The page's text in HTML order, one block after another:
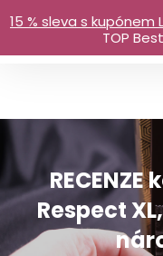
RECENZE
Respect
15 % sleva s kupónem
TOP